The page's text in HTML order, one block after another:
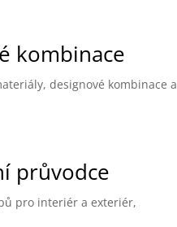
kombinace
designové kombinace a
průvodce
pro interiér a exteriér,